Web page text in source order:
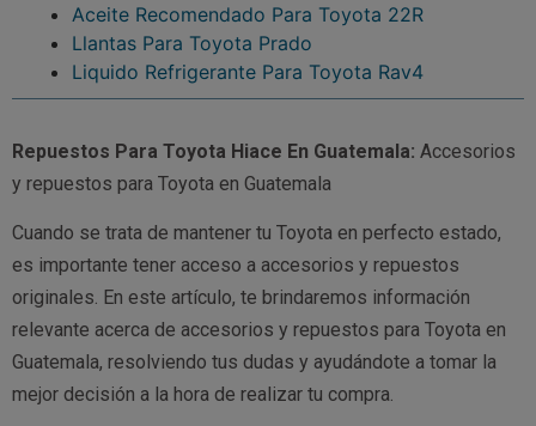
Aceite Recomendado Para Toyota 22R
Llantas Para Toyota Prado
Liquido Refrigerante Para Toyota Rav4
Repuestos Para Toyota Hiace En Guatemala: Accesorios
y repuestos para Toyota en Guatemala
Cuando se trata de mantener tu Toyota en perfecto estado,
es importante tener acceso a accesorios y repuestos
originales. En este artículo, te brindaremos información
relevante acerca de accesorios y repuestos para Toyota en
Guatemala, resolviendo tus dudas y ayudándote a tomar la
mejor decisión a la hora de realizar tu compra.